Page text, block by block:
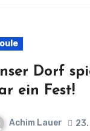
Dorf
ein Fest!
Achim Lauer